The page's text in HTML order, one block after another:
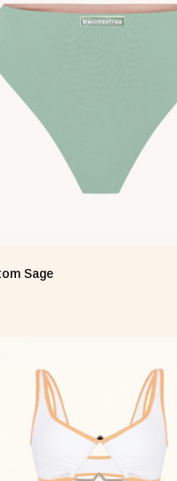
Sage